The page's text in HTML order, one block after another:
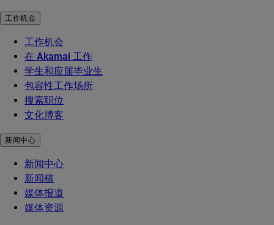
工作机会
工作机会
在 Akamai 工作
学生和应届毕业生
包容性工作场所
搜索职位
文化博客
新闻中心
新闻中心
新闻稿
媒体报道
媒体资源